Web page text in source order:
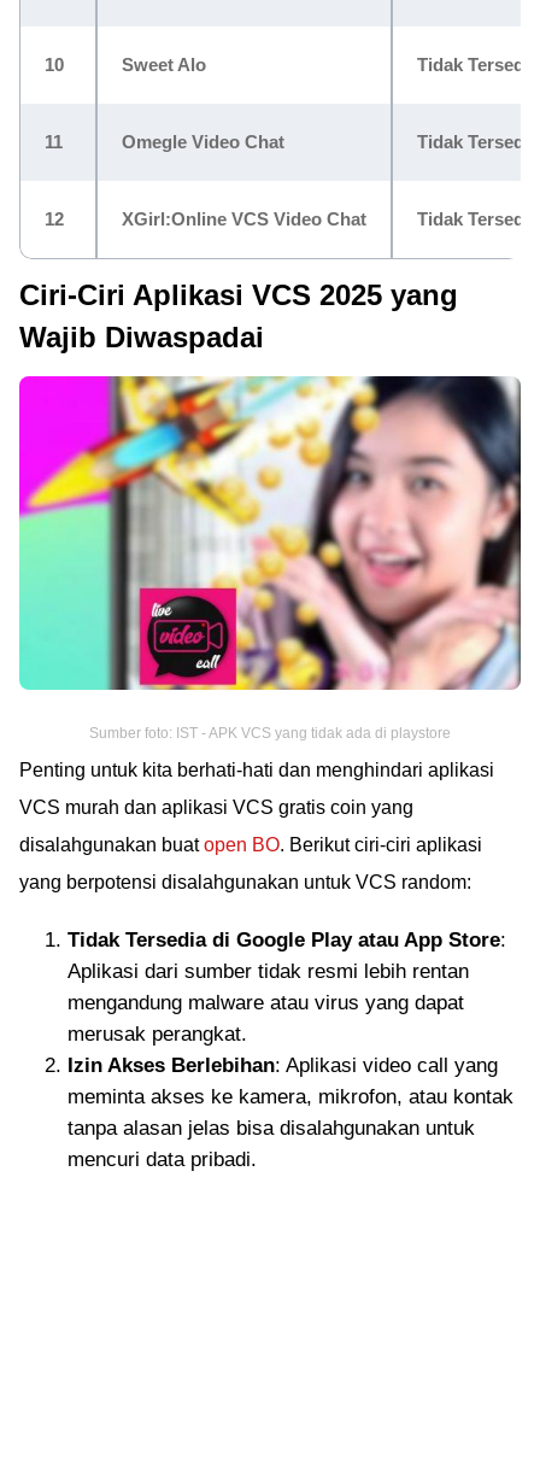
10 Sweet Alo Tidak Tersedia
11 Omegle Video Chat Tidak Tersedia
12 XGirl:Online VCS Video Chat Tidak Tersedia
Ciri-Ciri Aplikasi VCS 2025 yang
Wajib Diwaspadai
Sumber foto: IST - APK VCS yang tidak ada di playstore
Penting untuk kita berhati-hati dan menghindari aplikasi
VCS murah dan aplikasi VCS gratis coin yang
disalahgunakan buatopen BO. Berikut ciri-ciri aplikasi
yang berpotensi disalahgunakan untuk VCS random:
Tidak Tersedia di Google Play atau App Store:
Aplikasi dari sumber tidak resmi lebih rentan
mengandung malware atau virus yang dapat
merusak perangkat.
Izin Akses Berlebihan: Aplikasi video call yang
meminta akses ke kamera, mikrofon, atau kontak
tanpa alasan jelas bisa disalahgunakan untuk
mencuri data pribadi.